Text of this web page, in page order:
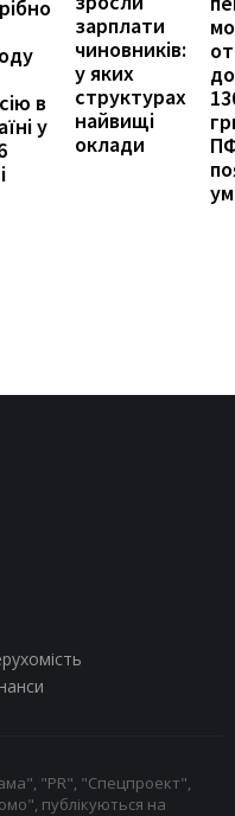
в
у
зарплати
чиновників:
у яких
структурах
найвищі
оклади
"PR", "Спецпроект",
публікуються на